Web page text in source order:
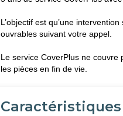
L’objectif est qu’une
ouvrables suivant votre appel.
Le service CoverPlus ne
les pièces en fin de vie.